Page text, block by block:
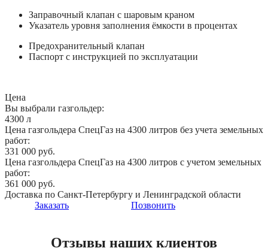
Заправочный клапан с шаровым краном
Указатель уровня заполнения ёмкости в процентах
Предохранительный клапан
Паспорт с инструкцией по эксплуатации
Цена
Вы выбрали газгольдер:
4300 л
Цена газгольдера СпецГаз на 4300 литров без учета земельных
работ:
331 000 руб.
Цена газгольдера СпецГаз на 4300 литров с учетом земельных
работ:
361 000 руб.
Доставка по Санкт-Петербургу и Ленинградской области
Заказать
Позвонить
Отзывы наших клиентов